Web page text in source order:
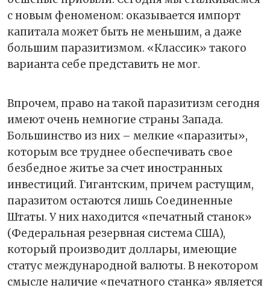
с новым феноменом: оказывается импорт
капитала может быть не меньшим, а даже
большим паразитизмом. «Классик» такого
варианта себе представить не мог.
Впрочем, право на такой паразитизм сегодня
имеют очень немногие страны Запада.
Большинство из них – мелкие «паразиты»,
которым все труднее обеспечивать свое
безбедное житье за счет иностранных
инвестиций. Гигантским, причем растущим,
паразитом остаются лишь Соединенные
Штаты. У них находится «печатный станок»
(Федеральная резервная система США),
который производит доллары, имеющие
статус международной валюты. В некотором
смысле наличие «печатного станка» является